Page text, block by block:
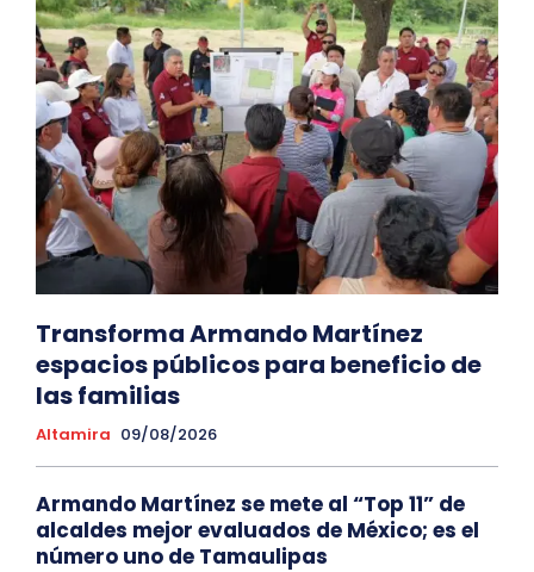
Transforma Armando Martínez
espacios públicos para beneficio de
las familias
Altamira 09/08/2026
Armando Martínez se mete al “Top 11” de
alcaldes mejor evaluados de México; es el
número uno de Tamaulipas